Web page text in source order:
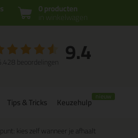
0 producten
in winkelwagen
9.4
beoordelingen
Tips & Tricks Keuzehulp
kies zelf wanneer je afhaalt